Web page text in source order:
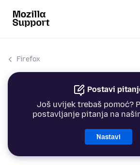
Firefox
Postavi
Još uvijek trebaš pomoć?
postavljanje pitanja na
Nastavi